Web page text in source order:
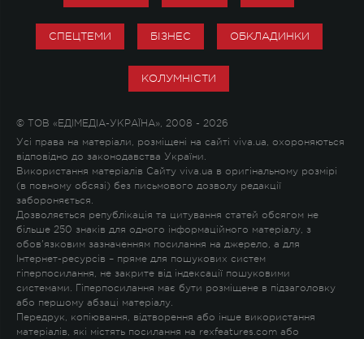
СПЕЦТЕМИ БІЗНЕС ОБКЛАДИНКИ
КОЛУМНІСТИ
© ТОВ «ЕДІМЕДІА-УКРАЇНА», 2008 - 2026
Усі права на матеріали, розміщені на сайті viva.ua, охороняються
відповідно до законодавства України.
Використання матеріалів Сайту viva.ua в оригінальному розмірі
(в повному обсязі) без письмового дозволу редакції
забороняється.
Дозволяється републікація та цитування статей обсягом не
більше 250 знаків для одного інформаційного матеріалу, з
обов'язковим зазначенням посилання на джерело, а для
Інтернет-ресурсів – пряме для пошукових систем
гіперпосилання, не закрите від індексації пошуковими
системами. Гіперпосилання має бути розміщене в підзаголовку
або першому абзаці матеріалу.
Передрук, копіювання, відтворення або інше використання
матеріалів, які містять посилання на rexfeatures.com або